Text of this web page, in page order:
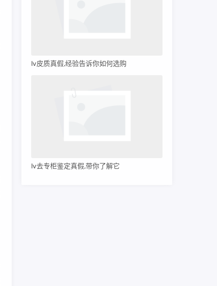
lv皮质真假,经验告诉你如何选购
lv去专柜鉴定真假,带你了解它